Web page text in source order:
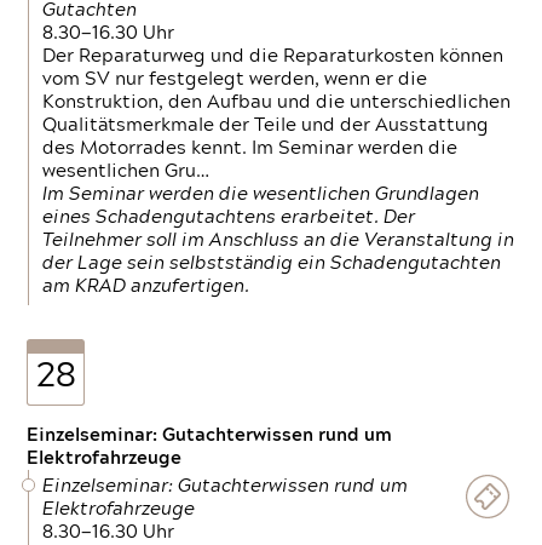
Gutachten
8.30—16.30 Uhr
Der Reparaturweg und die Reparaturkosten können
vom SV nur festgelegt werden, wenn er die
Konstruktion, den Aufbau und die unterschiedlichen
Qualitätsmerkmale der Teile und der Ausstattung
des Motorrades kennt. Im Seminar werden die
wesentlichen Gru…
Im Seminar werden die wesentlichen Grundlagen
eines Schadengutachtens erarbeitet. Der
Teilnehmer soll im Anschluss an die Veranstaltung in
der Lage sein selbstständig ein Schadengutachten
am KRAD anzufertigen.
28
Einzelseminar: Gutachterwissen rund um
Elektrofahrzeuge
Einzelseminar: Gutachterwissen rund um
Elektrofahrzeuge
8.30—16.30 Uhr